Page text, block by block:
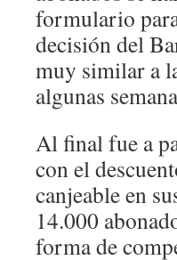
formulario
decisión del
muy similar a
algunas
Al final fue a
con el
canjeable en
14.000
forma de